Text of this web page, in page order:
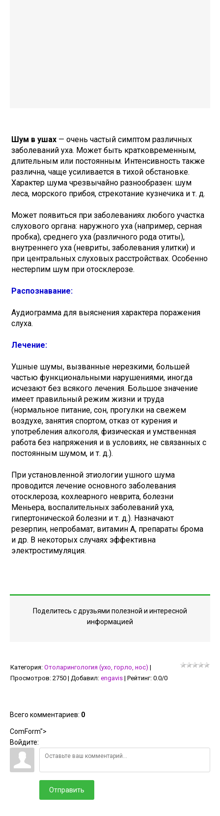
Шум в ушах — очень частый симптом различных
заболеваний уха. Может быть кратковременным,
длительным или постоянным. Интенсивность также
различна, чаще усиливается в тихой обстановке.
Характер шума чрезвычайно разнообразен: шум
леса, морского прибоя, стрекотание кузнечика и т. д.
Может появиться при заболеваниях любого участка
слухового органа: наружного уха (например, серная
пробка), среднего уха (различного рода отиты),
внутреннего уха (невриты, заболевания улитки) и
при центральных слуховых расстройствах. Особенно
нестерпим шум при отосклерозе.
Распознавание:
Аудиограмма для выяснения характера поражения
слуха.
Лечение:
Ушные шумы, вызванные нерезкими, большей
частью функциональными нарушениями, иногда
исчезают без всякого лечения. Большое значение
имеет правильный режим жизни и труда
(нормальное питание, сон, прогулки на свежем
воздухе, занятия спортом, отказ от курения и
употребления алкоголя, физическая и умственная
работа без напряжения и в условиях, не связанных с
постоянным шумом, и т. д.).
При установленной этиологии ушного шума
проводится лечение основного заболевания
отосклероза, кохлеарного неврита, болезни
Меньера, воспалительных заболеваний уха,
гипертонической болезни и т. д.). Назначают
резерпин, непробамат, витамин А, препараты брома
и др. В некоторых случаях эффективна
электростимуляция.
Поделитесь с друзьями полезной и интересной
информацией
Категория: Отоларингология (ухо, горло, нос) |
Просмотров: 2750 | Добавил: engavis | Рейтинг: 0.0/0
Всего комментариев: 0
ComForm">
Войдите:
Отправить